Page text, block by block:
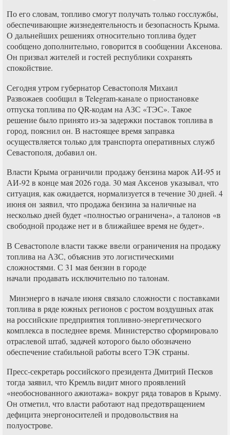
По его словам, топливо смогут получать только госслужбы,
обеспечивающие жизнедеятельность и безопасность Крыма.
О дальнейших решениях относительно топлива будет
сообщено дополнительно, говорится в сообщении Аксенова.
Он призвал жителей и гостей республики сохранять
спокойствие.
Сегодня утром губернатор Севастополя Михаил
Развожаев сообщил в Telegram-канале о приостановке
отпуска топлива по QR-кодам на АЗС «ТЭС». Такое
решение было принято из-за задержки поставок топлива в
город, пояснил он. В настоящее время заправка
осуществляется только для транспорта оперативных служб
Севастополя, добавил он.
Власти Крыма ограничили продажу бензина марок АИ-95 и
АИ-92 в конце мая 2026 года. 30 мая Аксенов указывал, что
ситуация, как ожидается, нормализуется в течение 30 дней. 4
июня он заявил, что продажа бензина за наличные на
несколько дней будет «полностью ограничена», а талонов «в
свободной продаже нет и в ближайшее время не будет».
В Севастополе власти также ввели ограничения на продажу
топлива на АЗС, объяснив это логистическими
сложностями. С 31 мая бензин в городе
начали продавать исключительно по талонам.
Минэнерго в начале июня связало сложности с поставками
топлива в ряде южных регионов с ростом воздушных атак
на российские предприятия топливно-энергетического
комплекса в последнее время. Министерство сформировало
отраслевой штаб, задачей которого было обозначено
обеспечение стабильной работы всего ТЭК страны.
Пресс-секретарь российского президента Дмитрий Песков
тогда заявил, что Кремль видит много проявлений
«необоснованного ажиотажа» вокруг ряда товаров в Крыму.
Он отметил, что власти работают над предотвращением
дефицита энергоносителей и продовольствия на
полуострове.